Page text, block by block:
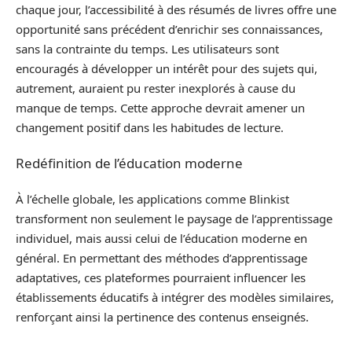
chaque jour, l’accessibilité à des résumés de livres offre une
opportunité sans précédent d’enrichir ses connaissances,
sans la contrainte du temps. Les utilisateurs sont
encouragés à développer un intérêt pour des sujets qui,
autrement, auraient pu rester inexplorés à cause du
manque de temps. Cette approche devrait amener un
changement positif dans les habitudes de lecture.
Redéfinition de l’éducation moderne
À l’échelle globale, les applications comme Blinkist
transforment non seulement le paysage de l’apprentissage
individuel, mais aussi celui de l’éducation moderne en
général. En permettant des méthodes d’apprentissage
adaptatives, ces plateformes pourraient influencer les
établissements éducatifs à intégrer des modèles similaires,
renforçant ainsi la pertinence des contenus enseignés.